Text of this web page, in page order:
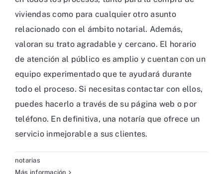
viviendas como para cualquier otro asunto
relacionado con el ámbito notarial. Además,
valoran su trato agradable y cercano. El horario
de atención al público es amplio y cuentan con un
equipo experimentado que te ayudará durante
todo el proceso. Si necesitas contactar con ellos,
puedes hacerlo a través de su página web o por
teléfono. En definitiva, una notaría que ofrece un
servicio inmejorable a sus clientes.
notarias
Más información